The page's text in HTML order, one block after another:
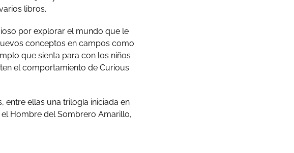
libros.
por explorar el mundo que le
conceptos en campos como
que sienta para con los niños
el comportamiento de Curious
entre ellas una trilogía iniciada en
Hombre del Sombrero Amarillo,